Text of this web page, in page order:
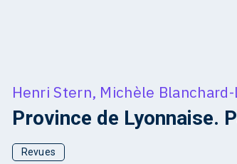
Henri Stern, Michèle
Province de Lyonnaise.
Revues